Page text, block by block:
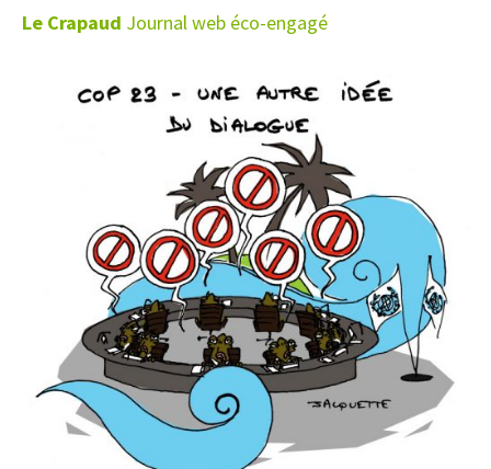
Le Crapaud Journal web éco-engagé